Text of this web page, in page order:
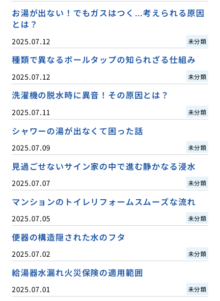
お湯が出ない！でもガスはつく…考えられる原因
とは？
2025.07.12 未分類
種類で異なるボールタップの知られざる仕組み
2025.07.12 未分類
洗濯機の脱水時に異音！その原因とは？
2025.07.11 未分類
シャワーの湯が出なくて困った話
2025.07.09 未分類
見過ごせないサイン家の中で進む静かなる浸水
2025.07.07 未分類
マンションのトイレリフォームスムーズな流れ
2025.07.05 未分類
便器の構造隠された水のフタ
2025.07.02 未分類
給湯器水漏れ火災保険の適用範囲
2025.07.01 未分類